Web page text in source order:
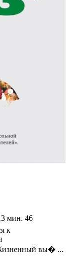
мин. 46
к
Жизненный вы� ...